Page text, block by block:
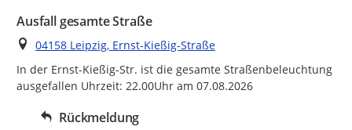
Ausfall gesamte Straße
Ort
04158 Leipzig, Ernst-Kießig-Straße
In der Ernst-Kießig-Str. ist die gesamte Straßenbeleuchtung
ausgefallen Uhrzeit: 22.00Uhr am 07.08.2026
Rückmeldung